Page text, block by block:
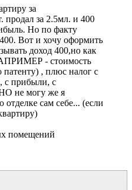
за
продал за 2.5мл. и 400
Но по факту
Вот и хочу оформить
доход 400,но как
- стоимость
патенту) , плюс налог с
с прибыли, с
не могу же я
отделке сам себе... (если
помещений